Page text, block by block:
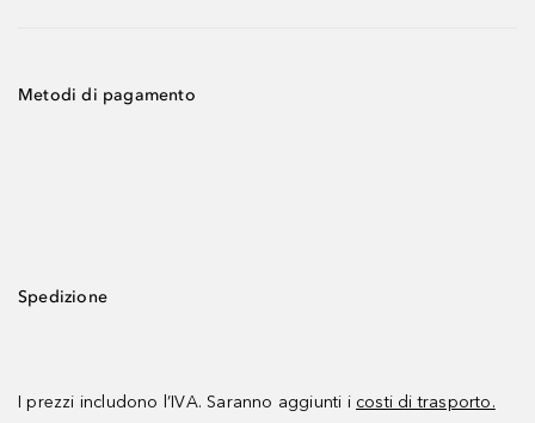
Metodi di pagamento
Spedizione
I prezzi includono l’IVA. Saranno aggiunti i costi di trasporto.